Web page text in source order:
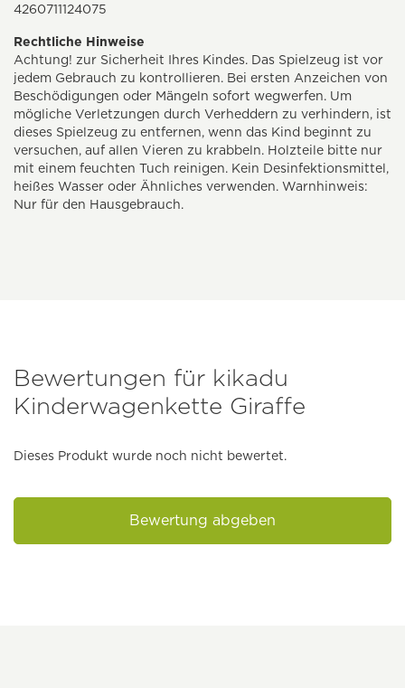
4260711124075
Rechtliche Hinweise
Achtung! zur Sicherheit Ihres Kindes. Das Spielzeug ist vor
jedem Gebrauch zu kontrollieren. Bei ersten Anzeichen von
Beschödigungen oder Mängeln sofort wegwerfen. Um
mögliche Verletzungen durch Verheddern zu verhindern, ist
dieses Spielzeug zu entfernen, wenn das Kind beginnt zu
versuchen, auf allen Vieren zu krabbeln. Holzteile bitte nur
mit einem feuchten Tuch reinigen. Kein Desinfektionsmittel,
heißes Wasser oder Ähnliches verwenden. Warnhinweis:
Nur für den Hausgebrauch.
Bewertungen für kikadu
Kinderwagenkette Giraffe
Dieses Produkt wurde noch nicht bewertet.
Bewertung abgeben